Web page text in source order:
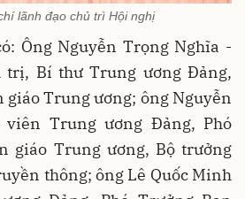
lãnh đạo chủ trì Hội nghị
Ông Nguyễn Trọng Nghĩa -
trị, Bí thư Trung ương Đảng,
giáo Trung ương; ông Nguyễn
Trung ương Đảng, Phó
giáo Trung ương, Bộ trưởng
thông; ông Lê Quốc Minh